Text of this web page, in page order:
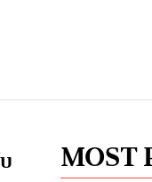
MOST